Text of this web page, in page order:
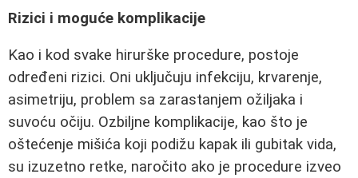
Rizici i moguće komplikacije
Kao i kod svake hirurške procedure, postoje
određeni rizici. Oni uključuju infekciju, krvarenje,
asimetriju, problem sa zarastanjem ožiljaka i
suvoću očiju. Ozbiljne komplikacije, kao što je
oštećenje mišića koji podižu kapak ili gubitak vida,
su izuzetno retke, naročito ako je procedure izveo